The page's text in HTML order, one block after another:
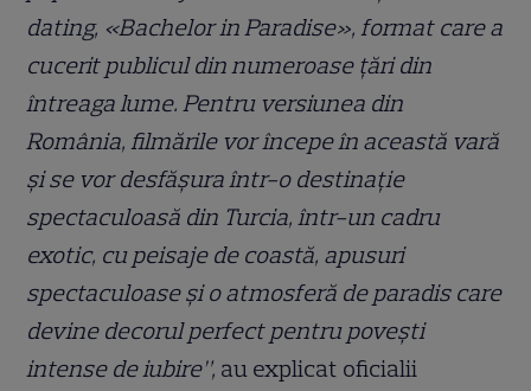
dating, «Bachelor in Paradise», format care a
cucerit publicul din numeroase țări din
întreaga lume. Pentru versiunea din
România, filmările vor începe în această vară
și se vor desfășura într-o destinație
spectaculoasă din Turcia, într-un cadru
exotic, cu peisaje de coastă, apusuri
spectaculoase și o atmosferă de paradis care
devine decorul perfect pentru povești
intense de iubire”, au explicat oficialii